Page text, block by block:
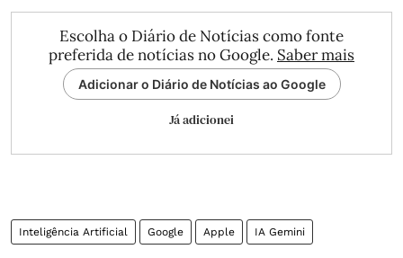
Escolha o Diário de Notícias como fonte
preferida de notícias no Google. Saber mais
Adicionar o Diário de Notícias ao Google
Já adicionei
Inteligência Artificial Google Apple IA Gemini